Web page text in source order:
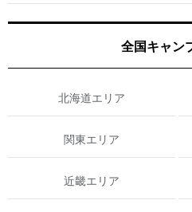
全国キャン
北海道エリア
関東エリア
近畿エリア